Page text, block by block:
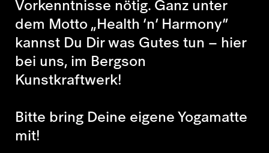
Vorkenntnisse nötig. Ganz unter
dem Motto „Health ’n’ Harmony”
kannst Du Dir was Gutes tun – hier
bei uns, im Bergson
Kunstkraftwerk!
Bitte bring Deine eigene Yogamatte
mit!